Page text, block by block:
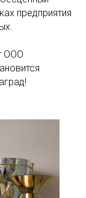
предприятия
ООО